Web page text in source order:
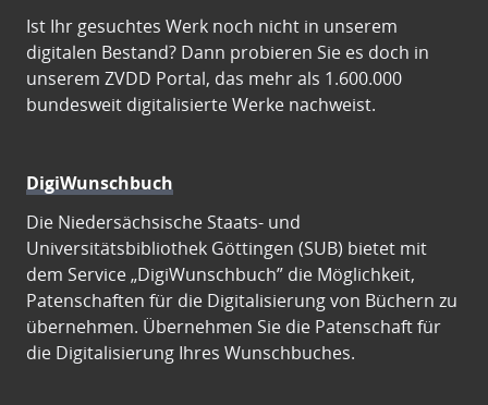
Ist Ihr gesuchtes Werk noch nicht in unserem
digitalen Bestand? Dann probieren Sie es doch in
unserem ZVDD Portal, das mehr als 1.600.000
bundesweit digitalisierte Werke nachweist.
DigiWunschbuch
Die Niedersächsische Staats- und
Universitätsbibliothek Göttingen (SUB) bietet mit
dem Service „DigiWunschbuch” die Möglichkeit,
Patenschaften für die Digitalisierung von Büchern zu
übernehmen. Übernehmen Sie die Patenschaft für
die Digitalisierung Ihres Wunschbuches.